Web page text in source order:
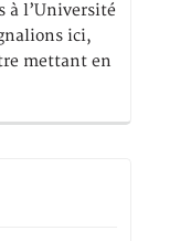
à l’Université
ici,
mettant en